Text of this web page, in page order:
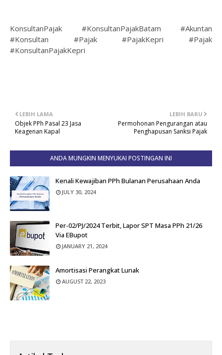
KonsultanPajak #KonsultanPajakBatam #Akuntan
#Konsultan #Pajak #PajakKepri #Pajak
#KonsultanPajakKepri
LEBIH BARU
Permohonan Pengurangan atau
Penghapusan Sanksi Pajak
LEBIH LAMA
Objek PPh Pasal 23 Jasa
Keagenan Kapal
ANDA MUNGKIN MENYUKAI POSTINGAN INI
Kenali Kewajiban PPh Bulanan Perusahaan Anda
JULY 30, 2024
Per-02/PJ/2024 Terbit, Lapor SPT Masa PPh 21/26
Via EBupot
JANUARY 21, 2024
Amortisasi Perangkat Lunak
AUGUST 22, 2023